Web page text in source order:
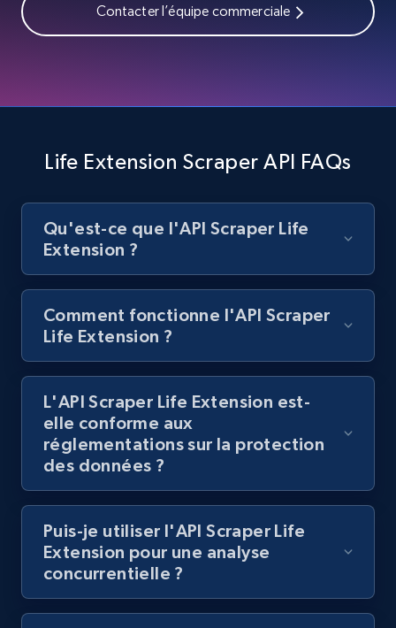
products using specified keywords
URL, Product id, Title, Images, Final price,
Currency, Discount, Initial price, and more.
1.1K+ 149+ Essai gratuit
Lazada - Products
URL, Title, Rating, Reviews, Initial price, Final
price, Currency, Stock, and more.
992+ 165+ Essai gratuit
Lazada - Products - Discover products by
keyword
Contacter l’équipe commerciale
Life Extension Scraper API FAQs
Qu'est-ce que l'API Scraper Life
Extension ?
Comment fonctionne l'API Scraper
Life Extension ?
L'API Scraper Life Extension est-
elle conforme aux
réglementations sur la protection
des données ?
Puis-je utiliser l'API Scraper Life
Extension pour une analyse
concurrentielle ?